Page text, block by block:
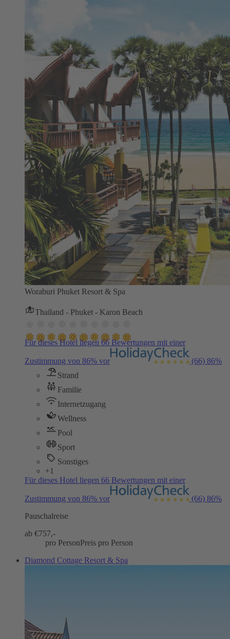
Woraburi Phuket Resort & Spa
Thailand - Phuket - Karon Beach
Für dieses Hotel liegen 66 Bewertungen mit einer
Zustimmung von 86% vor (66) 86%
Strand
Familie
Internetzugang
Wellness
Pool
Sport
Sonstiges
+1
Für dieses Hotel liegen 66 Bewertungen mit einer
Zustimmung von 86% vor (66) 86%
Pauschalreise
ab €757,-
pro PersonPreis pro Person
Diamond Cottage Resort & Spa